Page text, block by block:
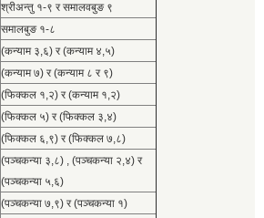
श्रीअन्तु १-९ र समालवबुङ ९
समालबुङ १-८
(कन्याम ३,६) र (कन्याम ४,५)
(कन्याम ७) र (कन्याम ८ र ९)
(फिक्कल १,२) र (कन्याम १,२)
(फिक्कल ५) र (फिक्कल ३,४)
(फिक्कल ६,९) र (फिक्कल ७,८)
(पञ्चकन्या ३,८) , (पञ्चकन्या २,४) र
(पञ्चकन्या ५,६)
(पञ्चकन्या ७,९) र (पञ्चकन्या १)